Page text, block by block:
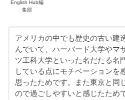
English Hub編
集部
アメリカの中でも歴史の古い建
んでいて、ハーバード大学やマ
ツ工科大学といった名だたる名
している点にモチベーションを
思ったためです。また東京と同
ので過ごしやすいと感じたため